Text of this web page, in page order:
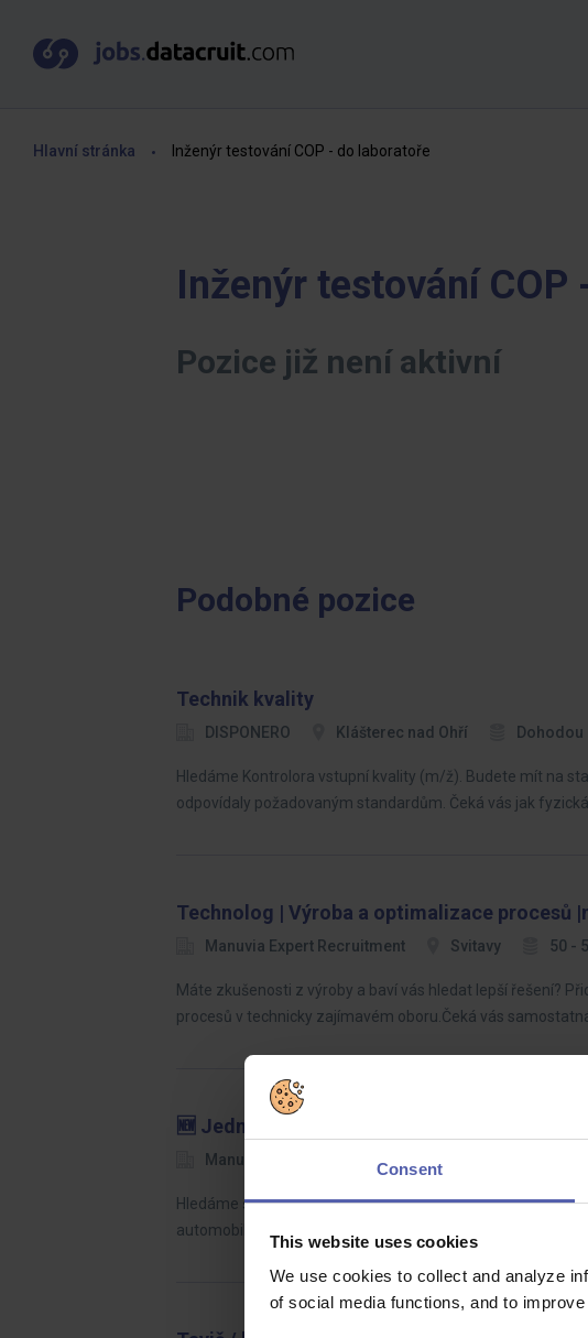
Consent
This website uses cookies
We use cookies to collect and analyze
of social media functions, and to
Hlavní stránka Inženýr testování COP - do laboratoře
Inženýr testování COP
Pozice již není aktivní
Podobné pozice
Technik kvality
DISPONERO Klášterec nad Ohří Dohodou
Hledáme Kontrolora vstupní kvality (m/ž). Budete mít na
odpovídaly požadovaným standardům. Čeká vás jak fyzická
Technolog | Výroba a optimalizace procesů
Manuvia Expert Recruitment Svitavy 50 -
Máte zkušenosti z výroby a baví vás hledat lepší řešení?
procesů v technicky zajímavém oboru.Čeká vás
🆕 Jednoduchá práce i v sedě | nástup do
Manuvia Expert Recruitment
Hledáme šikovné operátory/ky výroby, kteří se chtějí stát
automobilové značky po celém světě.Co Vás čeká?Fyzicky…